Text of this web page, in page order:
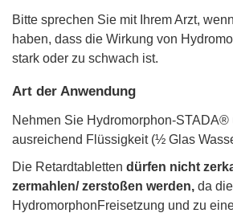
Bitte sprechen Sie mit Ihrem Arzt,
haben, dass die Wirkung von
stark oder zu schwach ist.
Art der Anwendung
Nehmen Sie Hydromorphon-STADA®
ausreichend Flüssigkeit (½ Glas
Die Retardtabletten dürfen nicht
zermahlen/ zerstoßen werden, da
HydromorphonFreisetzung und zu